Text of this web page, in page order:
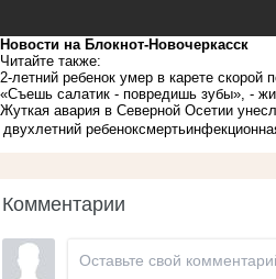
Новости на Блoкнoт-Новочеркасск
Читайте также:
2-летний ребенок умер в карете скорой
«Съешь салатик - повредишь зубы», -
Жуткая авария в Северной Осетии
двухлетний ребеноксмерть
Комментарии